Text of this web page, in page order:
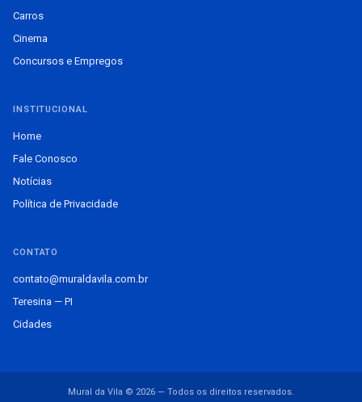
Carros
Cinema
Concursos e Empregos
INSTITUCIONAL
Home
Fale Conosco
Notícias
Política de Privacidade
CONTATO
contato@muraldavila.com.br
Teresina — PI
Cidades
Mural da Vila © 2026 — Todos os direitos reservados.